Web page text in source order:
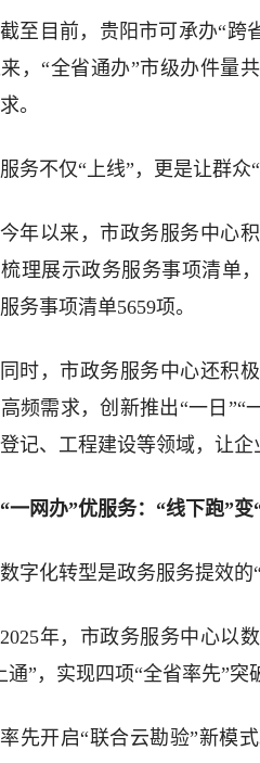
截至目前，贵阳市可承办“跨
，“全省通办”市级办件量
。
服务不仅“上线”，更是让群众
今年以来，市政务服务中心
理展示政务服务事项清单
务事项清单5659项。
同时，市政务服务中心还积
频需求，创新推出“一日”“
记、工程建设等领域，让
“一网办”优服务：“线下跑”
数字化转型是政务服务提效的
2025年，市政务服务中心以
通”，实现四项“全省率先”突
率先开启“联合云勘验”新模